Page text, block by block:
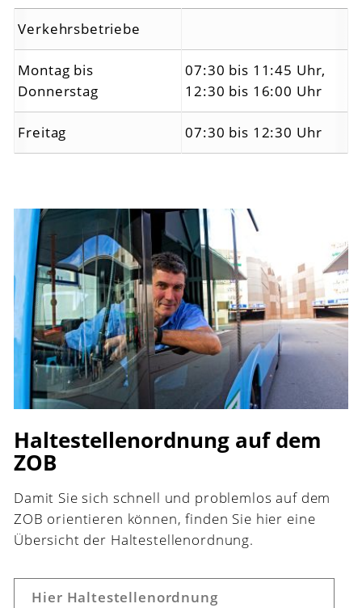
Verkehrsbetriebe
Montag bis
Donnerstag
07:30 bis 11:45 Uhr,
12:30 bis 16:00 Uhr
Freitag 07:30 bis 12:30 Uhr
Haltestellenordnung auf dem
ZOB
Damit Sie sich schnell und problemlos auf dem
ZOB orientieren können, finden Sie hier eine
Übersicht der Haltestellenordnung.
Hier Haltestellenordnung